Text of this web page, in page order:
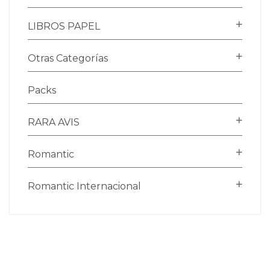
LIBROS PAPEL
Otras Categorías
Packs
RARA AVIS
Romantic
Romantic Internacional